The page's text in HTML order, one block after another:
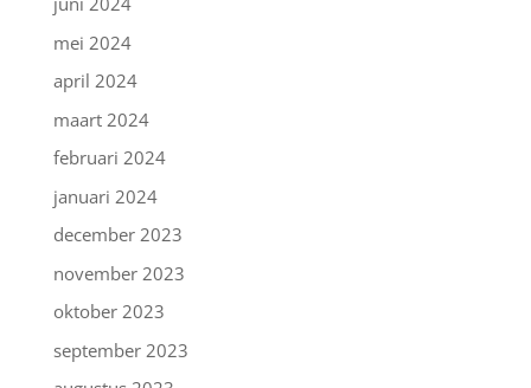
mei 2024
april 2024
maart 2024
februari 2024
januari 2024
december 2023
november 2023
oktober 2023
september 2023